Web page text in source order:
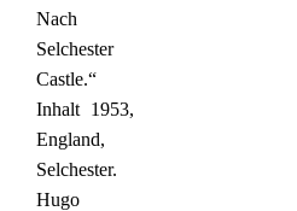
Nach
Selchester
Castle.“
Inhalt 1953,
England,
Selchester.
Hugo